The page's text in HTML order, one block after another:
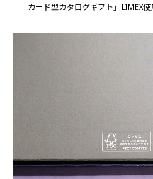
「カード型カタログギフト」LIMEX